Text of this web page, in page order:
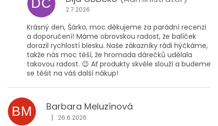
DC 2.7.2026
Krásný den, Šárko, moc děkujeme za parádní recenzi
a doporučení! Máme obrovskou radost, že balíček
dorazil rychlostí blesku. Naše zákazníky rádi hýčkáme,
takže nás moc těší, že hromada dárečků udělala
takovou radost. 😉 Ať produkty skvěle slouží a budeme
se těšit na váš další nákup!
BM Barbara Meluzínová
Hodnocení obchodu je 5 z 5 hvězdiček.
| 26.6.2026